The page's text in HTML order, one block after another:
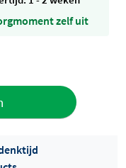
zelf uit